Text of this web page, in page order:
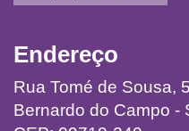
Endereço
Rua Tomé de Sousa,
Bernardo do Campo -